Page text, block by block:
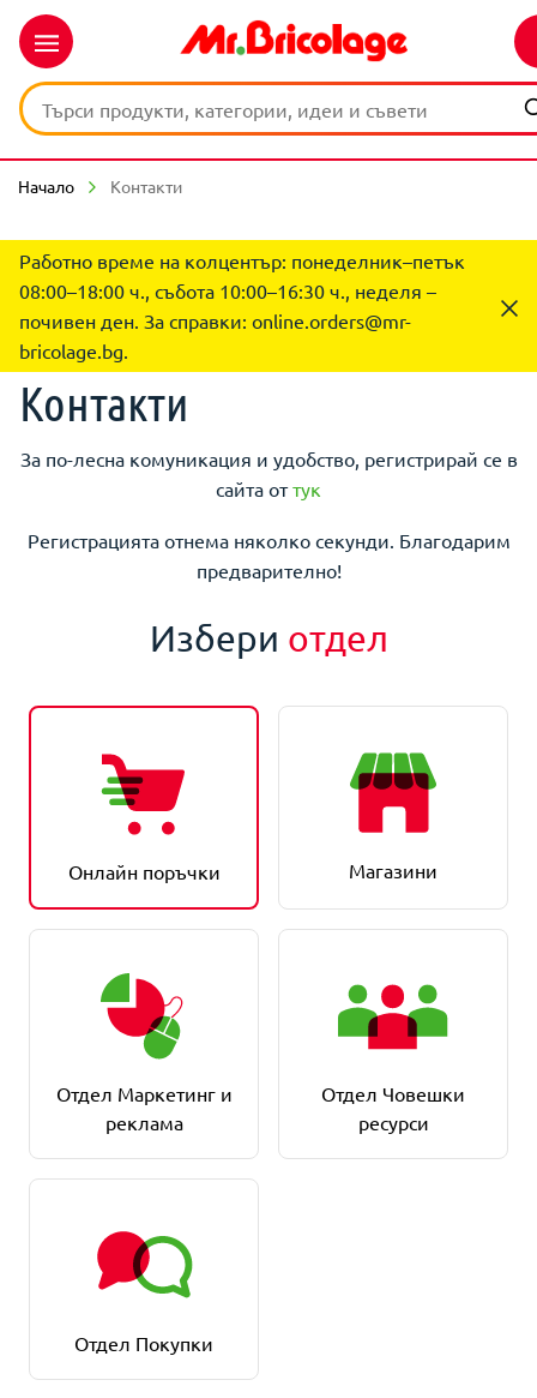
Начало Контакти
Работно време на колцентър: понеделник–петък
08:00–18:00 ч., събота 10:00–16:30 ч., неделя –
почивен ден. За справки: online.orders@mr-
bricolage.bg.
Контакти
За по-лесна комуникация и удобство, регистрирай се в
сайта оттук
Регистрацията отнема няколко секунди. Благодарим
предварително!
Избери отдел
Онлайн поръчки Магазини
Отдел Маркетинг и
реклама
Отдел Човешки
ресурси
Отдел Покупки